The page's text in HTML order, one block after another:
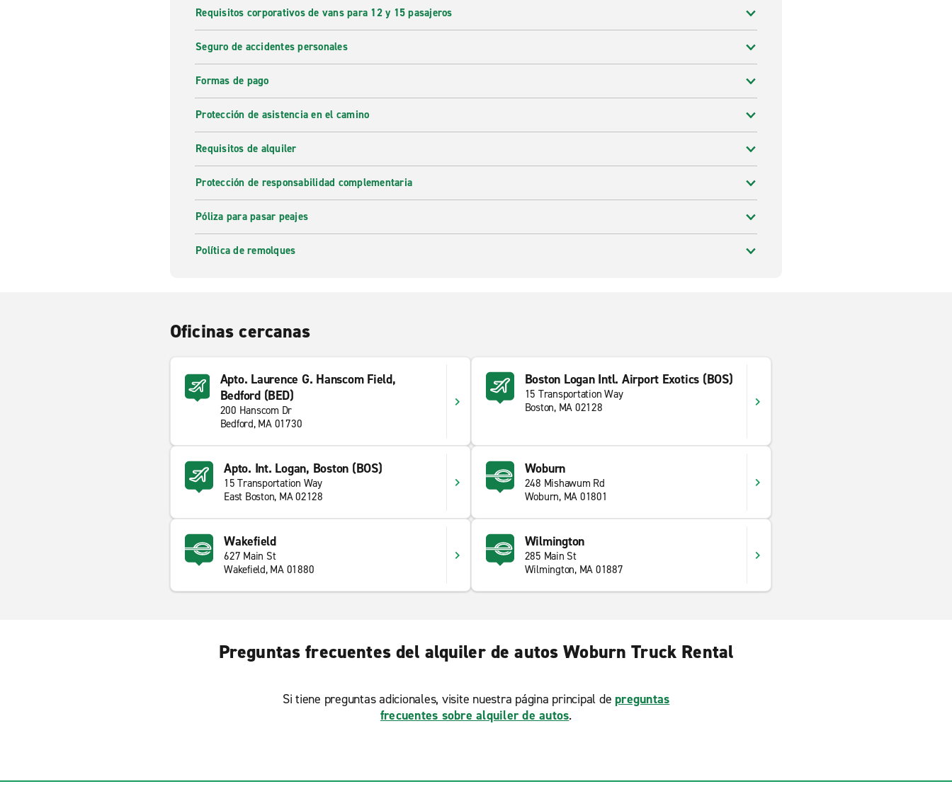
Requisitos corporativos de vans para 12 y 15 pasajeros
Seguro de accidentes personales
Formas de pago
Protección de asistencia en el camino
Requisitos de alquiler
Protección de responsabilidad complementaria
Póliza para pasar peajes
Política de remolques
Oficinas cercanas
Apto. Laurence G. Hanscom Field,
Bedford (BED)
200 Hanscom Dr
Bedford, MA 01730
Boston Logan Intl. Airport Exotics (BOS)
15 Transportation Way
Boston, MA 02128
Apto. Int. Logan, Boston (BOS)
15 Transportation Way
East Boston, MA 02128
Woburn
248 Mishawum Rd
Woburn, MA 01801
Wakefield
627 Main St
Wakefield, MA 01880
Wilmington
285 Main St
Wilmington, MA 01887
Preguntas frecuentes del alquiler de autos Woburn Truck Rental
Si tiene preguntas adicionales, visite nuestra página principal de preguntas
frecuentes sobre alquiler de autos.